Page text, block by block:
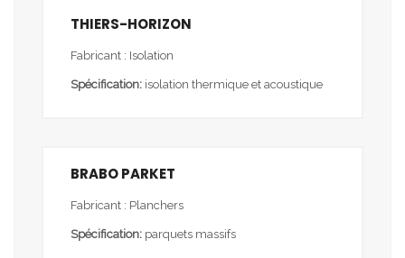
THIERS-HORIZON
Fabricant : Isolation
Spécification: isolation thermique et acoustique
BRABO PARKET
Fabricant : Planchers
Spécification: parquets massifs